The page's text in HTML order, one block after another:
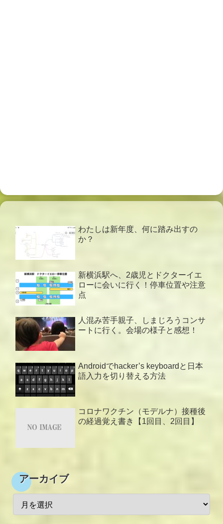
わたしは新年度、何に踏み出すの
か？
新横浜駅へ、2歳児とドクターイエ
ローに会いに行く！停車位置や注意
点
人混み苦手親子、しまじろうコンサ
ートに行く。会場の様子と感想！
Androidでhacker’s keyboardと日本
語入力を切り替える方法
コロナワクチン（モデルナ）接種後
の経過覚え書き【1回目、2回目】
アーカイブ